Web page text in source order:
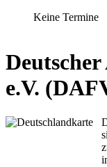
Keine Termine
e.V.